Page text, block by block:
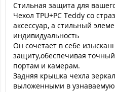
Стильная защита для
Чехол TPU+PC Teddy со
аксессуар, а стильный
индивидуальность
Он сочетает в себе
защиту,обеспечивая
портам и камерам.
Задняя крышка чехла
выложенными в